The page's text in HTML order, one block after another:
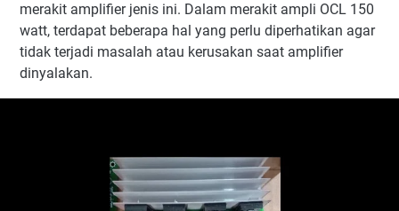
merakit amplifier jenis ini. Dalam merakit ampli OCL 150
watt, terdapat beberapa hal yang perlu diperhatikan agar
tidak terjadi masalah atau kerusakan saat amplifier
dinyalakan.